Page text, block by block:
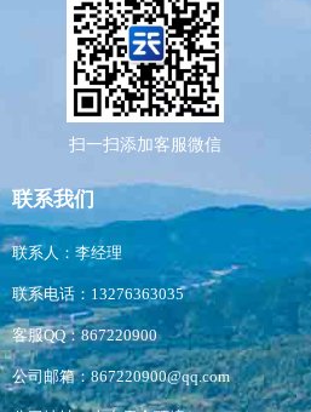
扫一扫添加客服微信
联系我们
联系人：李经理
联系电话：13276363035
客服QQ：867220900
公司邮箱：867220900@qq.com